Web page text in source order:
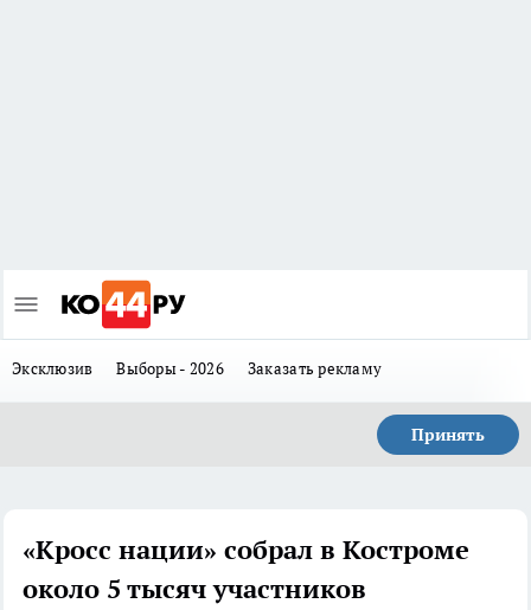
Эксклюзив Выборы - 2026 Заказать рекламу
Принять
«Кросс нации» собрал в Костроме
около 5 тысяч участников